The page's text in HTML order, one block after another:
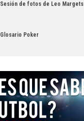
Sesión de fotos de Leo Margets
Glosario Poker